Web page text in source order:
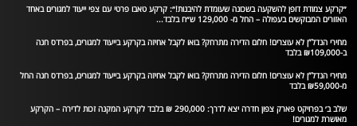
״קרקע צמודת דופן להשקעה בשכונה שעומדת להיבנות!״: קרקע טאבו פרטי עם צפי ייעוד למגורים באחד
האזורים המבוקשים בעפולה – החל מ- 129,000 ש״ח בלבד...
מחירי הנדל”ן לא עוצרים! חלום הדירה מתרחק? בואו לקבל אחיזה בקרקע בייעוד למגורים, בפרדס חנה
ב-₪109,000 בלבד
מחירי הנדל”ן לא עוצרים! חלום הדירה מתרחק? בואו לקבל אחיזה בקרקע בייעוד למגורים, בפרדס חנה החל
מ-₪59,000 בלבד
שלב ב׳ בפרויקט פארק צפון חדרה יצא לדרך: 290,000 ₪ בלבד לקרקע המקנה זכות לדירה – הקרקע
מאושרת למגורים!